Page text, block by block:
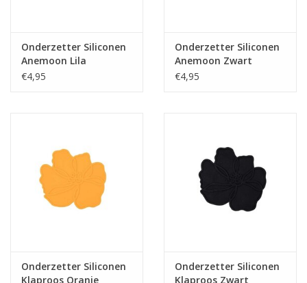
Onderzetter Siliconen
Anemoon Lila
€4,95
Onderzetter Siliconen
Anemoon Zwart
€4,95
Onderzetter Siliconen
Klaproos Oranje
Onderzetter Siliconen
Klaproos Zwart